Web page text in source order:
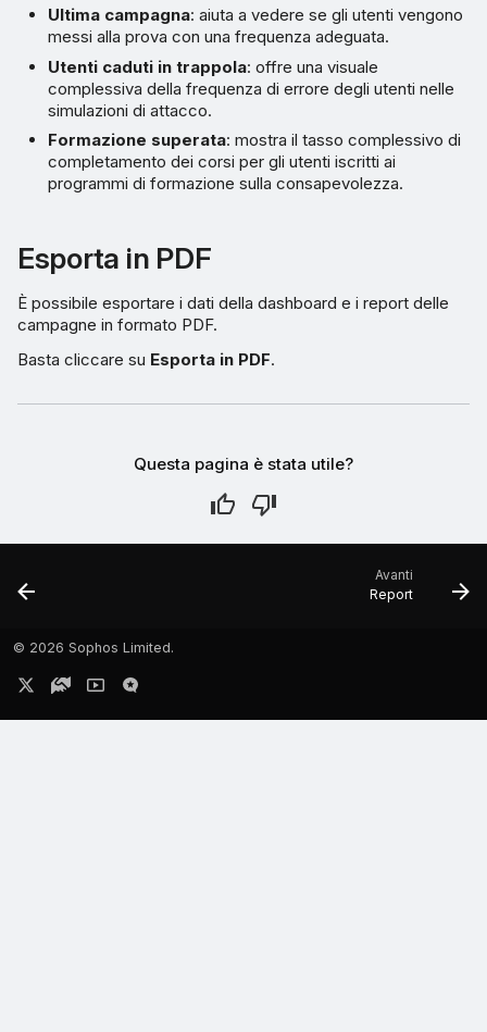
Ultima campagna: aiuta a vedere se gli utenti vengono
messi alla prova con una frequenza adeguata.
Utenti caduti in trappola: offre una visuale
complessiva della frequenza di errore degli utenti nelle
simulazioni di attacco.
Formazione superata: mostra il tasso complessivo di
completamento dei corsi per gli utenti iscritti ai
programmi di formazione sulla consapevolezza.
Esporta in PDF
È possibile esportare i dati della dashboard e i report delle
campagne in formato PDF.
Basta cliccare su Esporta in PDF.
Questa pagina è stata utile?
Avanti
Report
© 2026 Sophos Limited.